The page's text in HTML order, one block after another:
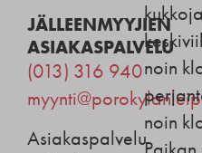
JÄLLEENMYYJIEN
ASIAKASPALVELU
(013) 316 940
Asiakaspalvelu
kukkoja
noin
noin